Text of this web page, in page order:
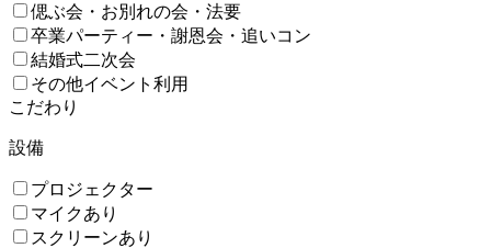
偲ぶ会・お別れの会・法要
卒業パーティー・謝恩会・追いコン
結婚式二次会
その他イベント利用
こだわり
設備
プロジェクター
マイクあり
スクリーンあり